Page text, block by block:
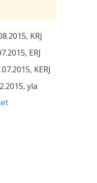
KRJ
ERJ
KERJ
yla